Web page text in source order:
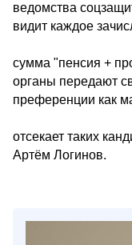
ведомства
видит каждое
сумма "пенсия +
органы передают
преференции как
отсекает таких
Артём Логинов.